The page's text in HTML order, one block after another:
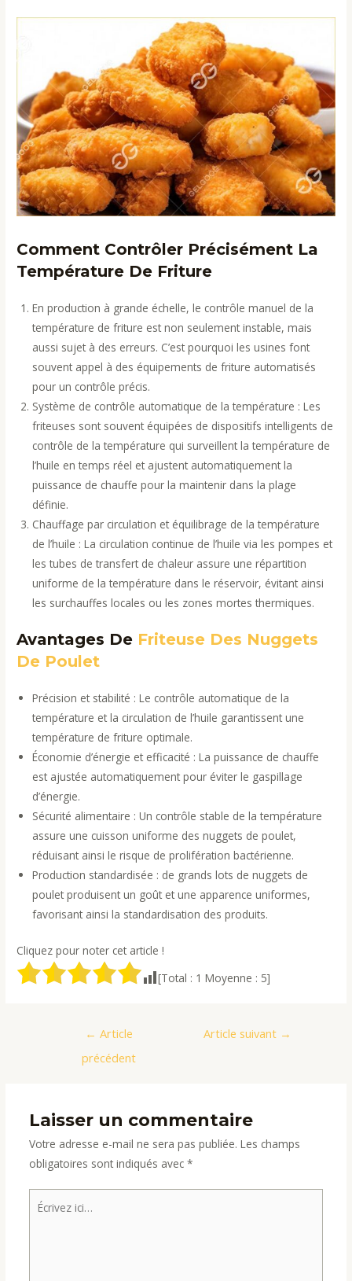
Comment Contrôler Précisément La
Température De Friture
En production à grande échelle, le contrôle manuel de la
température de friture est non seulement instable, mais
aussi sujet à des erreurs. C’est pourquoi les usines font
souvent appel à des équipements de friture automatisés
pour un contrôle précis.
Système de contrôle automatique de la température : Les
friteuses sont souvent équipées de dispositifs intelligents de
contrôle de la température qui surveillent la température de
l’huile en temps réel et ajustent automatiquement la
puissance de chauffe pour la maintenir dans la plage
définie.
Chauffage par circulation et équilibrage de la température
de l’huile : La circulation continue de l’huile via les pompes et
les tubes de transfert de chaleur assure une répartition
uniforme de la température dans le réservoir, évitant ainsi
les surchauffes locales ou les zones mortes thermiques.
Avantages De Friteuse Des Nuggets
De Poulet
Précision et stabilité : Le contrôle automatique de la
température et la circulation de l’huile garantissent une
température de friture optimale.
Économie d’énergie et efficacité : La puissance de chauffe
est ajustée automatiquement pour éviter le gaspillage
d’énergie.
Sécurité alimentaire : Un contrôle stable de la température
assure une cuisson uniforme des nuggets de poulet,
réduisant ainsi le risque de prolifération bactérienne.
Production standardisée : de grands lots de nuggets de
poulet produisent un goût et une apparence uniformes,
favorisant ainsi la standardisation des produits.
Cliquez pour noter cet article !
[Total : 1 Moyenne : 5]
← Article
précédent
Article suivant →
Laisser un commentaire
Votre adresse e-mail ne sera pas publiée. Les champs
obligatoires sont indiqués avec *
Écrivez